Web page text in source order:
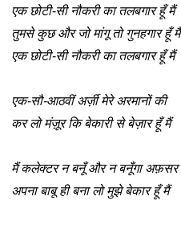
एक छोटी-सी नौकरी का तलबगार हूँ मैं
तुमसे कुछ और जो मांगू तो गुनहगार हूँ मैं
एक छोटी-सी नौकरी का तलबगार हूँ मैं
एक-सौ-आठवीं अर्ज़ी मेरे अरमानों की
कर लो मंज़ूर कि बेकारी से बेज़ार हूँ मैं
मैं कलेक्टर न बनूँ और न बनूँगा अफ़सर
अपना बाबू ही बना लो मुझे बेकार हूँ मैं